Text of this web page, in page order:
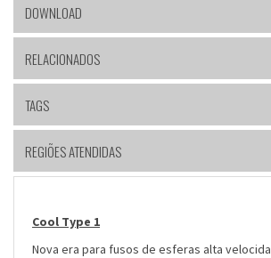
DOWNLOAD
RELACIONADOS
TAGS
REGIÕES ATENDIDAS
Cool Type 1
Nova era para fusos de esferas alta